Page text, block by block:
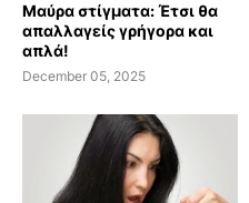
Μαύρα στίγματα: Έτσι θα
απαλλαγείς γρήγορα και
απλά!
December 05, 2025